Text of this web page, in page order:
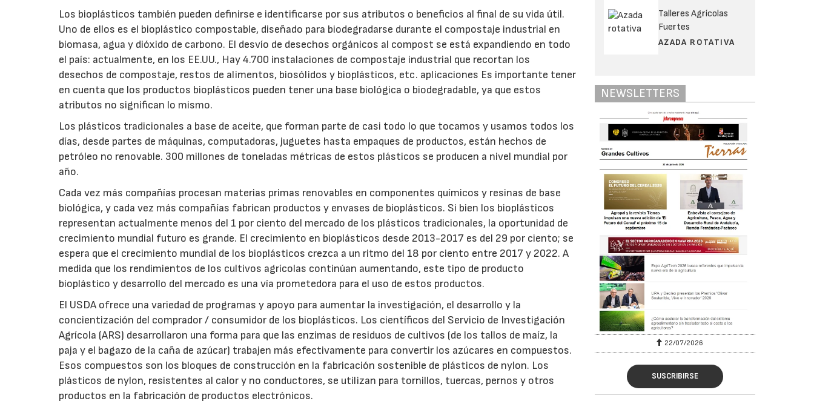
Los bioplásticos también pueden definirse e identificarse por sus atributos o beneficios al final de su vida útil.
Uno de ellos es el bioplástico compostable, diseñado para biodegradarse durante el compostaje industrial en
biomasa, agua y dióxido de carbono. El desvío de desechos orgánicos al compost se está expandiendo en todo
el país: actualmente, en los EE.UU., Hay 4.700 instalaciones de compostaje industrial que recortan los
desechos de compostaje, restos de alimentos, biosólidos y bioplásticos, etc. aplicaciones Es importante tener
en cuenta que los productos bioplásticos pueden tener una base biológica o biodegradable, ya que estos
atributos no significan lo mismo.
Los plásticos tradicionales a base de aceite, que forman parte de casi todo lo que tocamos y usamos todos los
días, desde partes de máquinas, computadoras, juguetes hasta empaques de productos, están hechos de
petróleo no renovable. 300 millones de toneladas métricas de estos plásticos se producen a nivel mundial por
año.
Cada vez más compañías procesan materias primas renovables en componentes químicos y resinas de base
biológica, y cada vez más compañías fabrican productos y envases de bioplásticos. Si bien los bioplásticos
representan actualmente menos del 1 por ciento del mercado de los plásticos tradicionales, la oportunidad de
crecimiento mundial futuro es grande. El crecimiento en bioplásticos desde 2013-2017 es del 29 por ciento; se
espera que el crecimiento mundial de los bioplásticos crezca a un ritmo del 18 por ciento entre 2017 y 2022. A
medida que los rendimientos de los cultivos agrícolas continúan aumentando, este tipo de producto
bioplástico y desarrollo del mercado es una vía prometedora para el uso de estos productos.
El USDA ofrece una variedad de programas y apoyo para aumentar la investigación, el desarrollo y la
concientización del comprador / consumidor de los bioplásticos. Los científicos del Servicio de Investigación
Agrícola (ARS) desarrollaron una forma para que las enzimas de residuos de cultivos (de los tallos de maíz, la
paja y el bagazo de la caña de azúcar) trabajen más efectivamente para convertir los azúcares en compuestos.
Esos compuestos son los bloques de construcción en la fabricación sostenible de plásticos de nylon. Los
plásticos de nylon, resistentes al calor y no conductores, se utilizan para tornillos, tuercas, pernos y otros
productos en la fabricación de productos electrónicos.
Talleres Agrícolas
Fuertes
AZADA ROTATIVA
NEWSLETTERS
22/07/2026
SUSCRIBIRSE